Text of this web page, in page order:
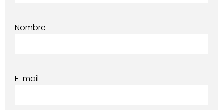
Nombre
E-mail